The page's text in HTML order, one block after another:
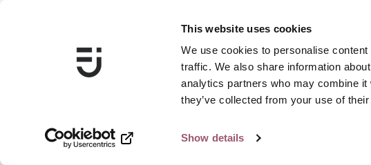
This website uses cookies
We use cookies to personalise
traffic. We also share information
analytics partners who may combine it
they’ve collected from your use of
Show details